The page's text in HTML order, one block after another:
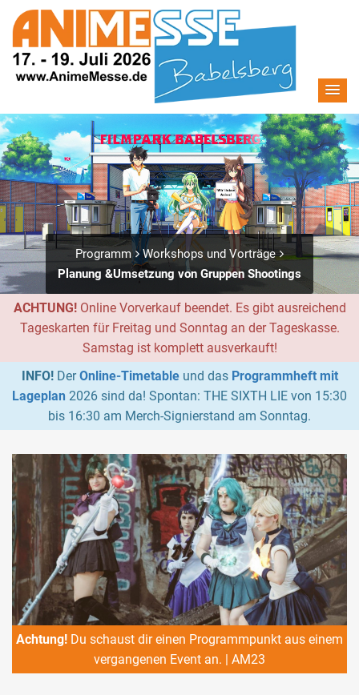
Programm
Workshops und Vorträge
Planung &Umsetzung von Gruppen Shootings
ACHTUNG!Online Vorverkauf beendet. Es gibt ausreichend
Tageskarten für Freitag und Sonntag an der Tageskasse.
Samstag ist komplett ausverkauft!
INFO!DerOnline-Timetableund das Programmheft mit
Lageplan 2026 sind da! Spontan: THE SIXTH LIE von 15:30
bis 16:30 am Merch-Signierstand am Sonntag.
Achtung! Du schaust dir einen Programmpunkt aus einem
vergangenen Event an. | AM23